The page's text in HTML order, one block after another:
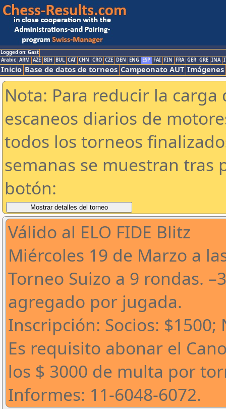
Logged on: Gast
Arabic ARM AZE BIH BUL CAT CHN CRO CZE DEN ENG ESP FAI FIN FRA GER GRE INA
Inicio Base de datos de torneos Campeonato AUT Imágenes
Nota: Para reducir la
escaneos diarios de
todos los torneos
semanas se muestran tras
botón:
Válido al ELO FIDE Blitz
Miércoles 19 de Marzo a
Torneo Suizo a 9 rondas.
agregado por jugada.
Inscripción: Socios: $1500;
Es requisito abonar el
los $ 3000 de multa por
Informes: 11-6048-6072.